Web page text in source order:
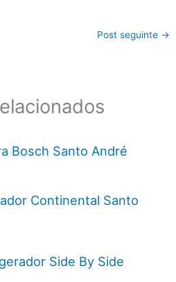
Post seguinte →
Bosch Santo André
Continental Santo
Side By Side